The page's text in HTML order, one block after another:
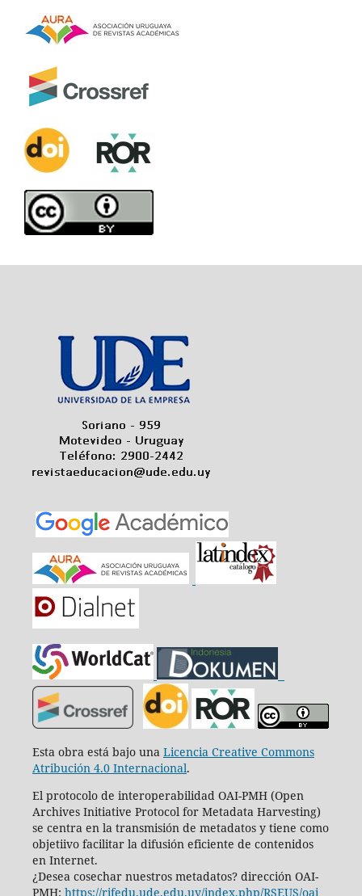
Esta obra está bajo una Licencia Creative Commons
Atribución 4.0 Internacional.
El protocolo de interoperabilidad OAI-PMH (Open
Archives Initiative Protocol for Metadata Harvesting)
se centra en la transmisión de metadatos y tiene como
objetiivo facilitar la difusión eficiente de contenidos
en Internet.
¿Desea cosechar nuestros metadatos? dirección OAI-
PMH: https://rifedu.ude.edu.uy/index.php/RSEUS/oai